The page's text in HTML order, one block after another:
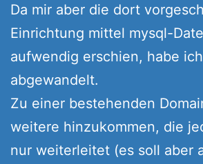
Da mir aber die dort
Einrichtung mittel mysql-
aufwendig erschien, habe
abgewandelt.
Zu einer bestehenden
weitere hinzukommen, die
nur weiterleitet (es soll aber